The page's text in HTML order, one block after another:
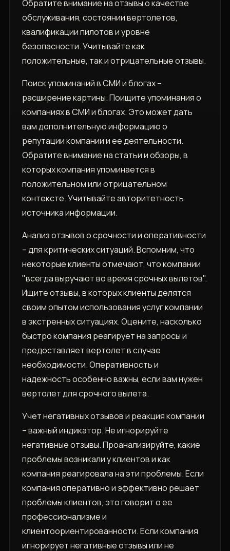
Обратите внимание на отзывы о качестве
обслуживания, состоянии вертолетов,
квалификации пилотов и уровне
безопасности. Учитывайте как
положительные, так и отрицательные отзывы.
Поиск упоминаний в СМИ и блогах –
расширение картины. Поищите упоминания о
компаниях в СМИ и блогах. Это может дать
вам дополнительную информацию о
репутации компании и ее деятельности.
Обратите внимание на статьи и обзоры, в
которых компания упоминается в
положительном или отрицательном
контексте. Учитывайте авторитетность
источника информации.
Анализ отзывов о срочности и оперативности
– для критических ситуаций. Вспомним, что
некоторые клиенты отмечают, что компании
"всегда выручают во время срочных вылетов".
Ищите отзывы, в которых клиенты делятся
своим опытом использования услуг компании
в экстренных ситуациях. Оцените, насколько
быстро компания реагирует на запросы и
предоставляет вертолет в случае
необходимости. Оперативность и
надежность особенно важны, если вам нужен
вертолет для срочного вылета.
Учет негативных отзывов и реакция компании
– важный индикатор. Не игнорируйте
негативные отзывы. Проанализируйте, какие
проблемы возникали у клиентов и как
компания реагировала на эти проблемы. Если
компания оперативно и эффективно решает
проблемы клиентов, это говорит о ее
профессионализме и
клиентоориентированности. Если компания
игнорирует негативные отзывы или не